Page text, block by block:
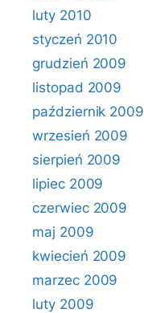
luty 2010
styczeń 2010
grudzień 2009
listopad 2009
październik 2009
wrzesień 2009
sierpień 2009
lipiec 2009
czerwiec 2009
maj 2009
kwiecień 2009
marzec 2009
luty 2009